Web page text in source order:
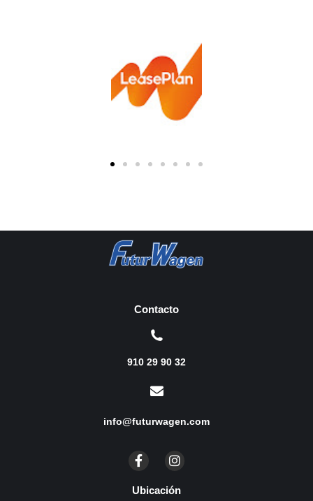
Contacto
910 29 90 32
info@futurwagen.com
Ubicación